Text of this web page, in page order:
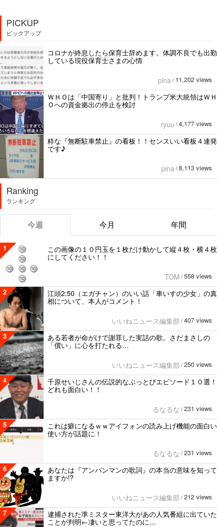
PICKUP
ピックアップ
コロナが終息したら保育士辞めます。体調不良でも出勤
している現役保育士さまの心情
pina / 11,202 views
ＷＨＯは「中国寄り」と批判！トランプ米大統領はＷＨ
Ｏへの資金拠出の停止を検討
ryuu / 4,177 views
粋な『無断駐車禁止』の看板！！センスいい看板４連発
です♪
pina / 8,113 views
Ranking
ランキング
今週 今月 年間
1
この画像の１０円玉を１枚だけ動かして縦４枚・横４枚
にしてください！！
TOM / 558 views
2
江頭2:50（エガチャン）のいい話「車いすの少女」の真
相について、本人がコメント！
いいねニュース編集部 / 407 views
3
ある若者が命がけで謝罪した実話の歌。さだまさしの
「償い」に心を打たれる…
いいねニュース編集部 / 250 views
4
千原せいじさんの伝説的なぶっとびエピソード１０選！
どれも面白い！！
るなるな / 231 views
5
これは癖になるｗｗアイフォンの読み上げ機能の面白い
使い方が話題に！
るなるな / 231 views
6
あなたは『アンパンマンの歌詞』の本当の意味を知って
ますか!?
いいねニュース編集部 / 212 views
7
逮捕された準ミスター東洋大があの人気番組に出ていた
ことが判明←凄いと思ってたのに…